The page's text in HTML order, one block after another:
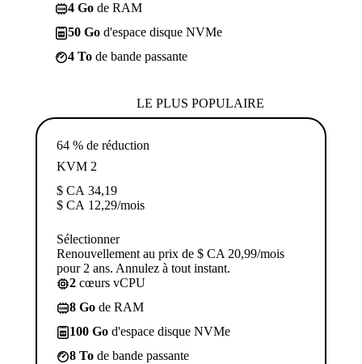
4 Go de RAM
50 Go d'espace disque NVMe
4 To de bande passante
LE PLUS POPULAIRE
64 % de réduction
KVM 2
$ CA 34,19
$ CA 12,29/mois
Sélectionner
Renouvellement au prix de $ CA 20,99/mois
pour 2 ans. Annulez à tout instant.
2 cœurs vCPU
8 Go de RAM
100 Go d'espace disque NVMe
8 To de bande passante